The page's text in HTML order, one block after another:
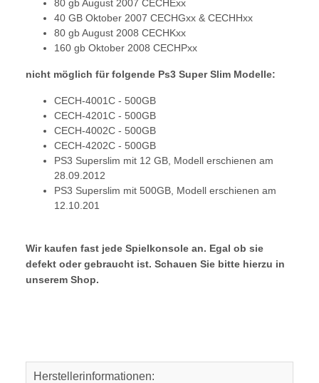
80 gb August 2007 CECHExx
40 GB Oktober 2007 CECHGxx & CECHHxx
80 gb August 2008 CECHKxx
160 gb Oktober 2008 CECHPxx
nicht möglich für folgende Ps3 Super Slim Modelle:
CECH-4001C - 500GB
CECH-4201C - 500GB
CECH-4002C - 500GB
CECH-4202C - 500GB
PS3 Superslim mit 12 GB, Modell erschienen am
28.09.2012
PS3 Superslim mit 500GB, Modell erschienen am
12.10.201
Wir kaufen fast jede Spielkonsole an. Egal ob sie
defekt oder gebraucht ist. Schauen Sie bitte hierzu in
unserem Shop.
Herstellerinformationen: